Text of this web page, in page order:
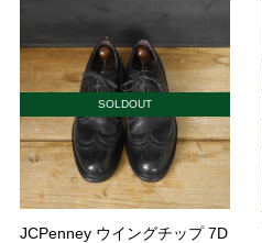
SOLDOUT
JCPenney ウイングチップ 7D